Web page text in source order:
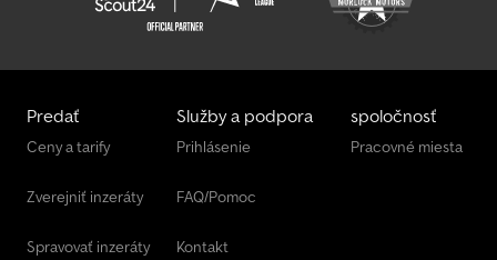
Predať
Ceny a tarify
Zverejniť inzeráty
Spravovať inzeráty
Služby a podpora
Prihlásenie
FAQ/Pomoc
Kontakt
spoločnosť
Pracovné miesta